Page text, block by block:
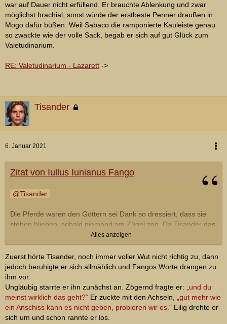
war auf Dauer nicht erfüllend. Er brauchte Ablenkung und zwar
möglichst brachial, sonst würde der erstbeste Penner draußen in
Mogo dafür büßen. Weil Sabaco die ramponierte Kauleiste genau
so zwackte wie der volle Sack, begab er sich auf gut Glück zum
Valetudinarium.
RE: Valetudinarium - Lazarett ->
Tisander
6. Januar 2021
Zitat von Iullus Iunianus Fango
Tisander
Die Pferde waren den Göttern sei Dank so dressiert, dass sie
stehen blieben, sobald niemand am Zügel zog. Da Tisander das
Seil nun losließ und Fango sich an den Hörnchen des Sattels
festklammerte, blieb der kleine Schecke sofort stehen. Fango
starrte bestürzt den lautstark motzenden Tisander an, doch er
hörte die Verzweiflung, die hinter den Worten steckte. So stieg
er ab, ließ sein Pferdchen stehen und ging zu Tisander.
"Ich bin froh, dass du da bist und mein Freund bist, Tissi.
Ohne dich wäre alles Mist! Weißt du was? Wir gehen jetzt
zusammen in die Pincipia. Zu dem netten Kameraden da,
Alles anzeigen
Zuerst hörte Tisander, noch immer voller Wut nicht richtig zu, dann
jedoch beruhigte er sich allmählich und Fangos Worte drangen zu
ihm vor.
Ungläubig starrte er ihn zunächst an. Zögernd fragte er:
„und du
meinst wirklich das geht?“ Er zuckte mit den Achseln,
„gut mehr wie
ein Anschiss kann es nicht geben, probieren wir es." Eilig drehte er
sich um und schon rannte er los.